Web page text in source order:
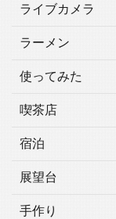
ライブカメラ
ラーメン
使ってみた
喫茶店
宿泊
展望台
手作り